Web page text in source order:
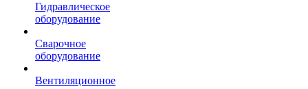
Гидравлическое
оборудование
Сварочное
оборудование
Вентиляционное